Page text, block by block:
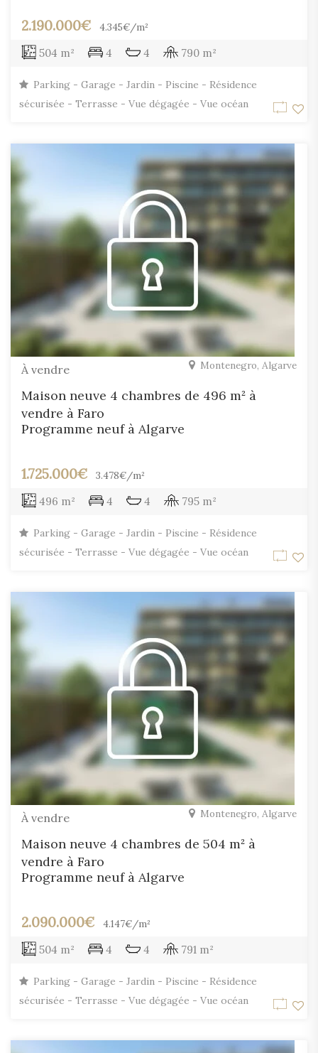
2.190.000€ 4.345€/m²
504 m² 4 4 790 m²
Parking - Garage - Jardin - Piscine - Résidence
sécurisée - Terrasse - Vue dégagée - Vue océan
À vendre Montenegro, Algarve
Maison neuve 4 chambres de 496 m² à
vendre à Faro
Programme neuf à Algarve
1.725.000€ 3.478€/m²
496 m² 4 4 795 m²
Parking - Garage - Jardin - Piscine - Résidence
sécurisée - Terrasse - Vue dégagée - Vue océan
À vendre Montenegro, Algarve
Maison neuve 4 chambres de 504 m² à
vendre à Faro
Programme neuf à Algarve
2.090.000€ 4.147€/m²
504 m² 4 4 791 m²
Parking - Garage - Jardin - Piscine - Résidence
sécurisée - Terrasse - Vue dégagée - Vue océan